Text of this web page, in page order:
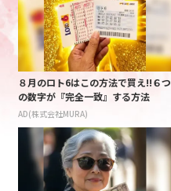
８月のロト6はこの方法で買え!!６つ
の数字が『完全一致』する方法
AD(株式会社MURA)